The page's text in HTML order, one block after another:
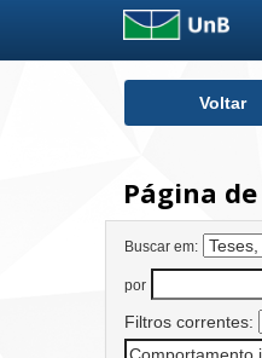
Voltar
Página
Buscar em:
por
Filtros correntes: